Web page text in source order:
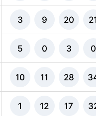
3 9 20 21
5 0 3 0
10 11 28 34
1 12 17 32